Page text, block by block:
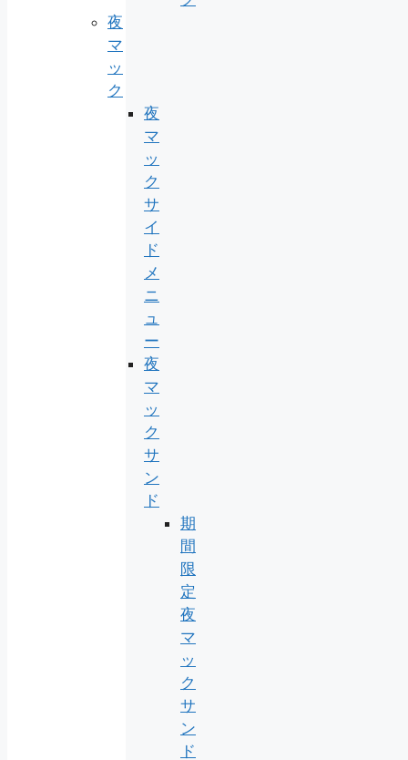
夜
マ
ッ
ク
夜
マ
ッ
ク
サ
イ
ド
メ
ニ
ュ
ー
夜
マ
ッ
ク
サ
ン
ド
期
間
限
定
夜
マ
ッ
ク
サ
ン
ド